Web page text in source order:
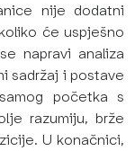
nije dodatni
će uspješno
napravi analiza
sadržaj i postave
početka s
razumiju, brže
U konačnici,